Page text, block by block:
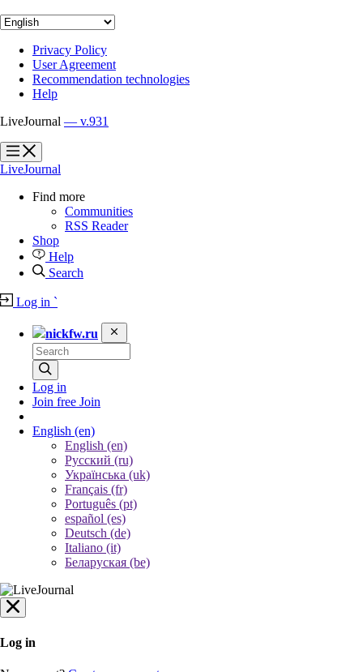
Privacy Policy
User Agreement
Recommendation technologies
Help
LiveJournal — v.931
?
?
LiveJournal
Find more
Communities
RSS Reader
Shop
Help
Search
Log in `
nickfw.ru
Log in
Join free Join
English (en)
English (en)
Русский (ru)
Українська (uk)
Français (fr)
Português (pt)
español (es)
Deutsch (de)
Italiano (it)
Беларуская (be)
Log in